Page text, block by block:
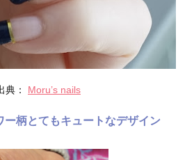
典： Moru’s nails
ー柄とてもキュートなデザイン